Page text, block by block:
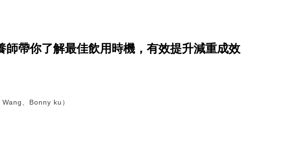
師帶你了解最佳飲用時機，有效提升減重成效
、Bonny ku）